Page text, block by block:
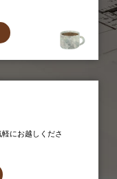
にお越しくださ